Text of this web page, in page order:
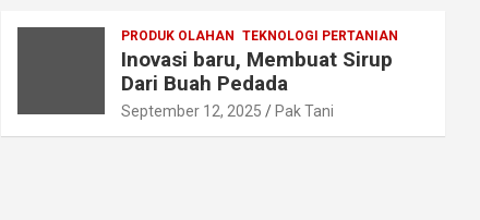
PRODUK OLAHAN TEKNOLOGI PERTANIAN
Inovasi baru, Membuat Sirup
Dari Buah Pedada
September 12, 2025 Pak Tani